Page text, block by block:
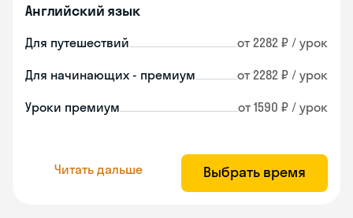
Английский язык
Для путешествий от 2282 ₽ / урок
Для начинающих - премиум от 2282 ₽ / урок
Уроки премиум от 1590 ₽ / урок
Читать дальше Выбрать время